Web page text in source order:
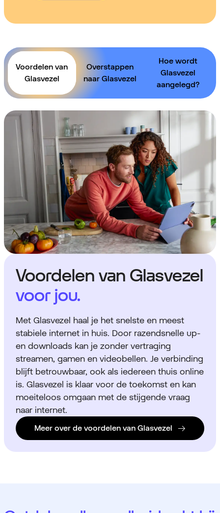
Voordelen van
Glasvezel
Overstappen
naar Glasvezel
Hoe wordt
Glasvezel
aangelegd?
Voordelen van Glasvezel
voor jou.
Met Glasvezel haal je het snelste en meest
stabiele internet in huis. Door razendsnelle up-
en downloads kan je zonder vertraging
streamen, gamen en videobellen. Je verbinding
blijft betrouwbaar, ook als iedereen thuis online
is. Glasvezel is klaar voor de toekomst en kan
moeiteloos omgaan met de stijgende vraag
naar internet.
Meer over de voordelen van Glasvezel